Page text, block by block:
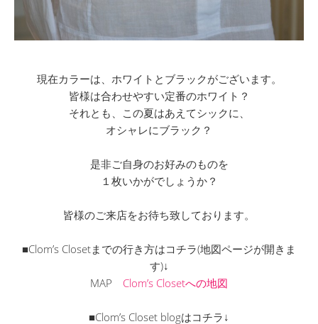
現在カラーは、ホワイトとブラックがございます。
皆様は合わせやすい定番のホワイト？
それとも、この夏はあえてシックに、
オシャレにブラック？
是非ご自身のお好みのものを
１枚いかがでしょうか？
皆様のご来店をお待ち致しております。
■Clom’s Closetまでの行き方はコチラ(地図ページが開きま
す)↓
MAP Clom’s Closetへの地図
■Clom’s Closet blogはコチラ↓